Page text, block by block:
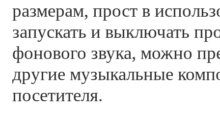
размерам, прост в
запускать и выключать
фонового звука, можно
другие музыкальные
посетителя.